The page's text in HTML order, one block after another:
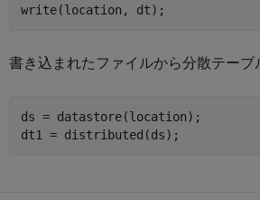
write(location, dt);
書き込まれたファイルから分散テーブ
ds = datastore(location);
dt1 = distributed(ds);